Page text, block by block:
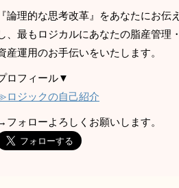
『論理的な思考改革』をあなたにお伝え
、最もロジカルにあなたの脂産管理・
産運用のお手伝いをいたします。
ロフィール▼
ロジックの自己紹介
フォローよろしくお願いします。